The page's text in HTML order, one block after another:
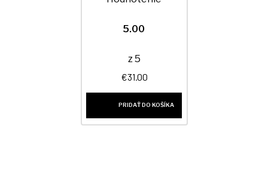
5.00
z 5
€31.00
PRIDAŤ DO KOŠÍKA